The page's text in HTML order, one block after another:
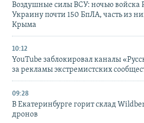
Воздушные силы ВСУ: ночью войска
Украину почти 150 БпЛА, часть из
Крыма
10:12
YouTube заблокировал каналы
за рекламы экстремистских
09:28
В Екатеринбурге горит склад
дронов